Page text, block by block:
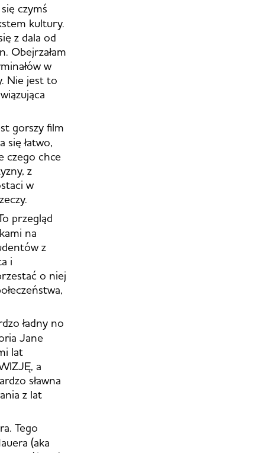
czymś
kultury.
z dala od
Obejrzałam
w
Nie jest to
gorszy film
się łatwo,
czego chce
z
w
przegląd
na
z
i
o niej
ładny no
Jane
lat
a
sławna
z lat
Tego
(aka